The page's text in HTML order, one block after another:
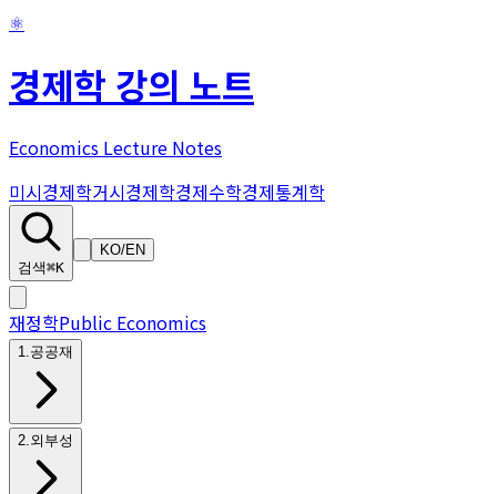
⚛
경제학 강의 노트
Economics Lecture Notes
미시경제학거시경제학경제수학경제통계학
검색⌘K
KO/EN
재정학Public Economics
1 공공재
2 외부성